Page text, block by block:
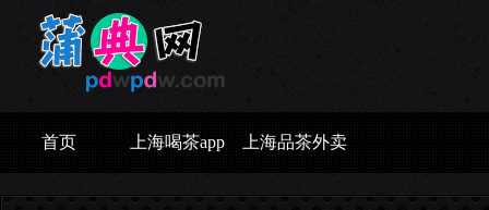
首页 上海喝茶app 上海品茶外卖